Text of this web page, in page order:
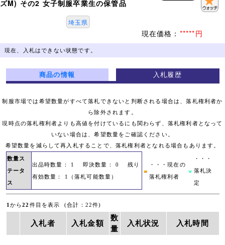
ズM) その2 女子制服卒業生の保管品
埼玉県
現在価格： *****円
現在、入札はできない状態です。
商品の情報 入札履歴
制服市場では希望数量がすべて落札できないと判断される場合は、落札権利者か
ら除外されます。
現時点の落札権利者よりも高値を付けているにも関わらず、落札権利者となって
いない場合は、希望数量をご確認ください。
希望数量を減らして再入札することで、落札権利者となれる場合もあります。
数量ス
テータ
ス
出品時数量： 1 即決数量： 0 残り
有効数量： 1（落札可能数量）
・・・現在の
落札権利者
・・・
落札決
定
1 から22 件目を表示 (合計：22件)
入札者 入札金額
数
量
入札状況 入札時間